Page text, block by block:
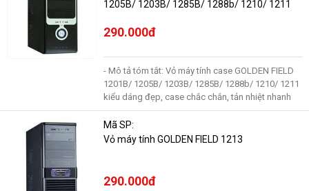
1205B/ 1203B/ 1285B/ 1288b/ 1210/ 1211
290.000đ
- Mô tả tóm tắt: Vỏ máy tính case GOLDEN FIELD
1201B/ 1205B/ 1203B/ 1285B/ 1288b/ 1210/ 1211
kiểu dáng đẹp, case chắc chắn, tản nhiệt nhanh
Mã SP:
Vỏ máy tính GOLDEN FIELD 1213
290.000đ